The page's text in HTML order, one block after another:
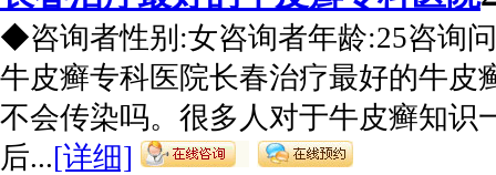
◆咨询者性别:女咨询者年龄:25咨询
牛皮癣专科医院长春治疗最好的牛皮
不会传染吗。很多人对于牛皮癣知识
后...[详细]